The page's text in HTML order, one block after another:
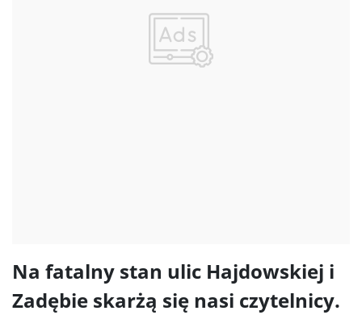
Na fatalny stan ulic Hajdowskiej i
Zadębie skarżą się nasi czytelnicy.